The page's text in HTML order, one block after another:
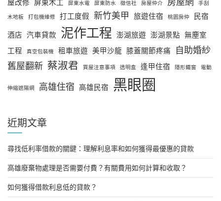
屋改修 屏東木工 屏東水電 屏東防水 徵信社 房屋仲介
手刮
木地板
打包機維修 打工度假 新竹美甲 旅遊住宿 桃園房仲
民宿
酒店 汽車貸款 泥作工程 澎湖旅遊 澎湖景點 無塵室
工程
真空包裝機 租車旅遊 美甲沙龍 膝蓋關節疼痛
自助婚紗
舊屋翻新 蔡淑君 買屋注意事項 透明盒 逢甲住宿 隱形鐵窗 電動
伸縮遮陽網 高雄住宿 高雄民宿 黑眼圈
近期文章
尋找低利率借款的關鍵：理解利息率和如何獲得最優惠的貸款
高雄廢棄物處理是否需要付費？有關費用如何計算和收取？
如何獲得借款利息低的貸款？